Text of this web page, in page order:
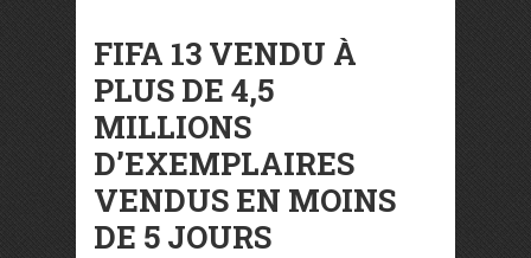
FIFA 13 VENDU À
PLUS DE 4,5
MILLIONS
D’EXEMPLAIRES
VENDUS EN MOINS
DE 5 JOURS